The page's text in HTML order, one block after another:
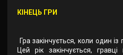
КІНЕЦЬ ГРИ
Гра закінчується, коли один із
Цей рік закінчується,